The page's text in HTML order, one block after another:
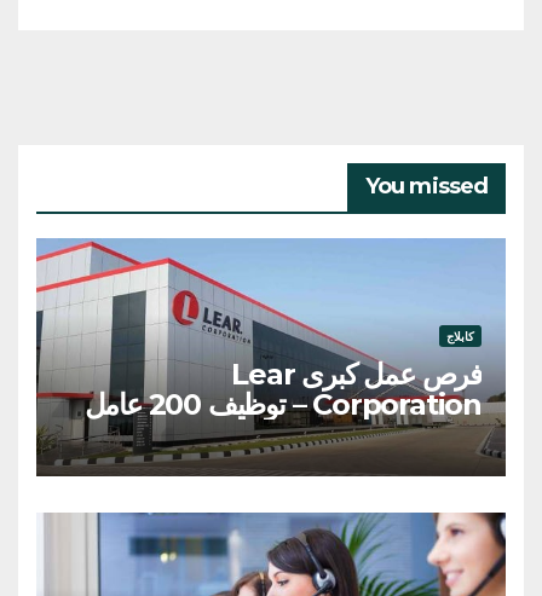
You missed
كابلاج
فرص عمل كبرى Lear
Corporation – توظيف 200 عامل
وعاملة